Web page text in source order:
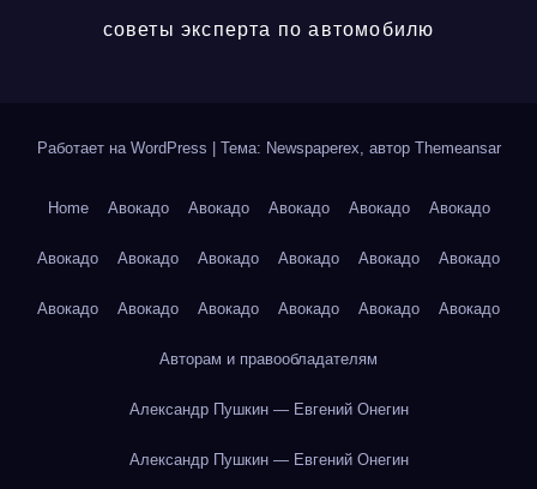
советы эксперта по автомобилю
Работает на WordPress Тема: Newspaperex, автор Themeansar
Home Авокадо Авокадо Авокадо Авокадо Авокадо
Авокадо Авокадо Авокадо Авокадо Авокадо Авокадо
Авокадо Авокадо Авокадо Авокадо Авокадо Авокадо
Авторам и правообладателям
Александр Пушкин — Евгений Онегин
Александр Пушкин — Евгений Онегин